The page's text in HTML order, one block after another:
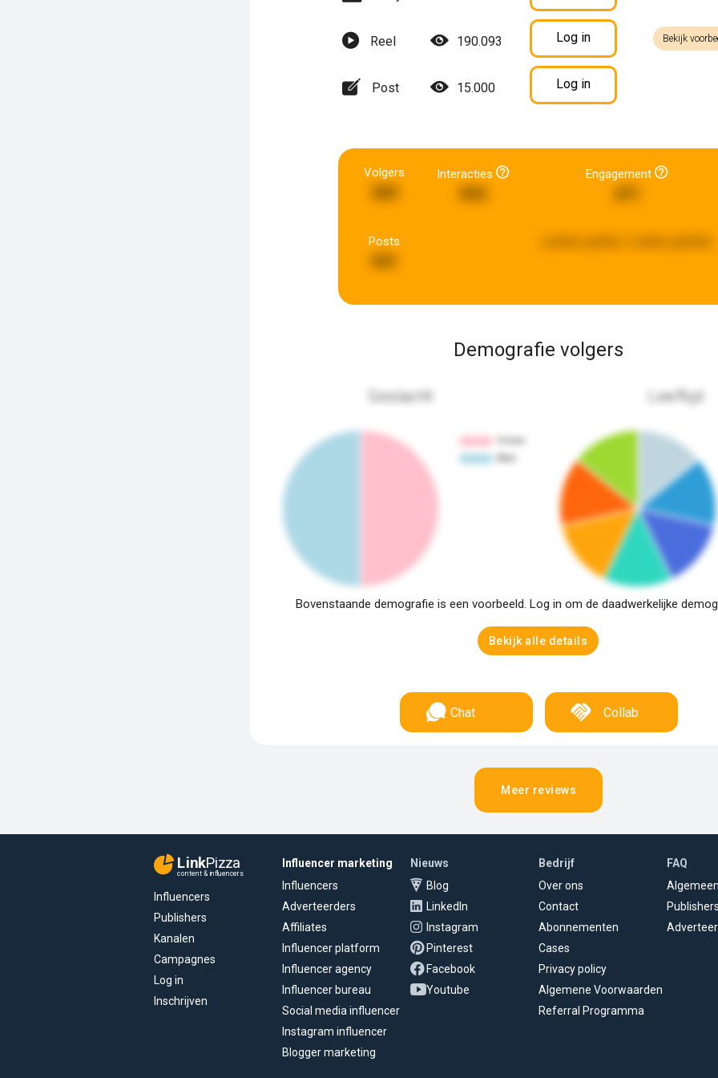
Reel 190.093 Log in Bekijk
Post 15.000 Log in
Volgers Interacties Engagement
Posts
Demografie volgers
Geslacht Leeftijd
Bovenstaande demografie is een voorbeeld. Log in om de daadwerkelijke
Bekijk alle details
Chat Collab
Meer reviews
LinkPizza
content & influencers
Influencers
Publishers
Kanalen
Campagnes
Log in
Inschrijven
Influencer marketing
Influencers
Adverteerders
Affiliates
Influencer platform
Influencer agency
Influencer bureau
Social media influencer
Instagram influencer
Blogger marketing
Nieuws
Blog
LinkedIn
Instagram
Pinterest
Facebook
Youtube
Bedrijf
Over ons
Contact
Abonnementen
Cases
Privacy policy
Algemene Voorwaarden
Referral Programma
FAQ